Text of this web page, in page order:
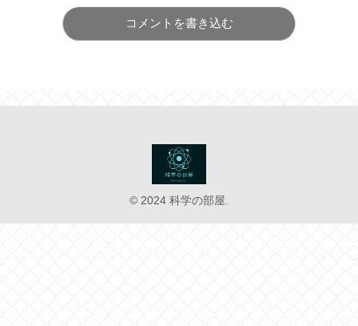
コメントを書き込む
© 2024 科学の部屋.